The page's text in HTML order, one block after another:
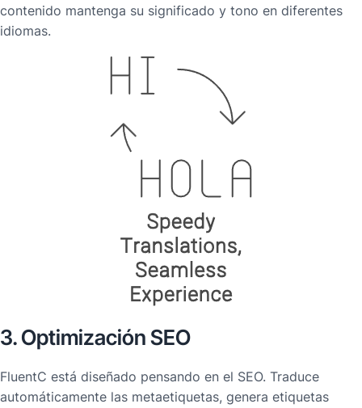
contenido mantenga su significado y tono en diferentes
idiomas.
3. Optimización SEO
FluentC está diseñado pensando en el SEO. Traduce
automáticamente las metaetiquetas, genera etiquetas